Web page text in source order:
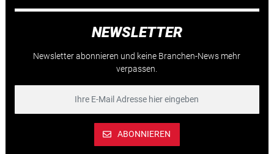
NEWSLETTER
Newsletter abonnieren und keine Branchen-News mehr
verpassen.
ABONNIEREN